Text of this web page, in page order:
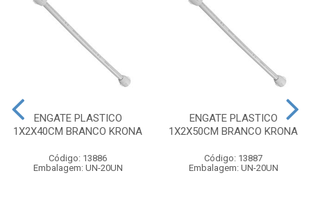
ENGATE PLASTICO
1X2X40CM BRANCO KRONA
Código: 13886
Embalagem: UN-20UN
ENGATE PLASTICO
1X2X50CM BRANCO KRONA
Código: 13887
Embalagem: UN-20UN